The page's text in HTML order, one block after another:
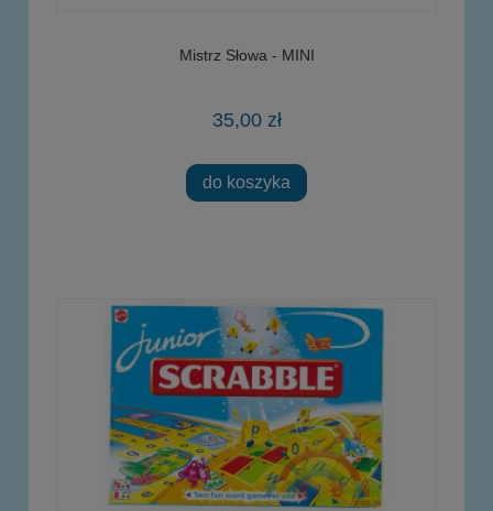
Mistrz Słowa - MINI
35,00 zł
do koszyka